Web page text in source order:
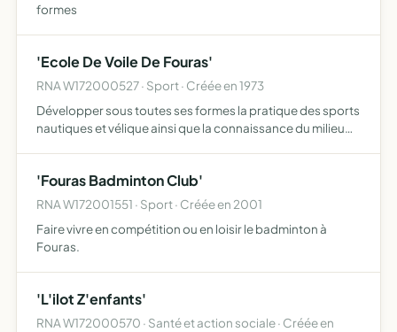
formes
'Ecole De Voile De Fouras'
RNA W172000527 · Sport · Créée en 1973
Développer sous toutes ses formes la pratique des sports
nautiques et vélique ainsi que la connaissance du milieu
'Fouras Badminton Club'
RNA W172001551 · Sport · Créée en 2001
Faire vivre en compétition ou en loisir le badminton à
Fouras.
'L'ilot Z'enfants'
RNA W172000570 · Santé et action sociale · Créée en